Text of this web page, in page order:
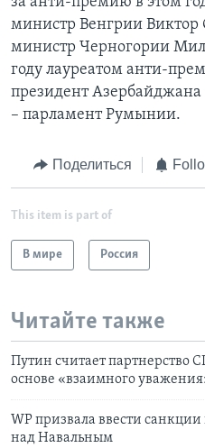
министр Венгрии Виктор
министр Черногории
году лауреатом анти-
президент
– парламент Румынии.
Поделиться
This item is part of
В мире Россия
Читайте также
Путин считает партнерство
основе «взаимного
WP призвала ввести
над Навальным